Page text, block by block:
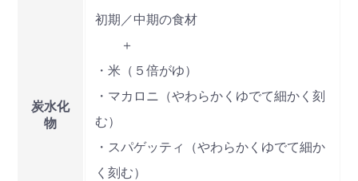
炭水化
物
初期／中期の食材
＋
・米（５倍がゆ）
・マカロニ（やわらかくゆでて細かく刻
む）
・スパゲッティ（やわらかくゆでて細か
く刻む）